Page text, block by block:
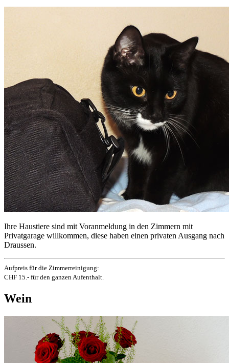
Ihre Haustiere sind mit Voranmeldung in den Zimmern mit
Privatgarage willkommen, diese haben einen privaten Ausgang nach
Draussen.
Aufpreis für die Zimmerreinigung:
CHF 15.- für den ganzen Aufenthalt.
Wein